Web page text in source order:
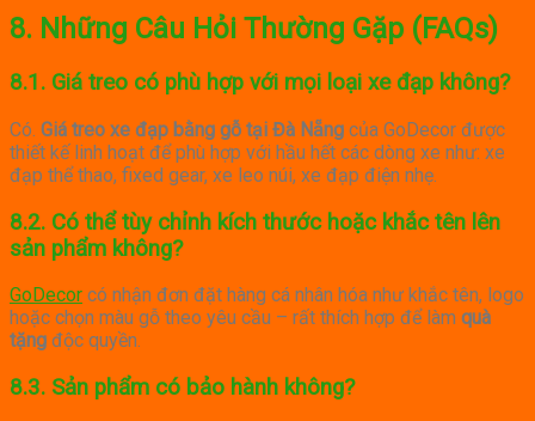
8. Những Câu Hỏi Thường Gặp (FAQs)
8.1. Giá treo có phù hợp với mọi loại xe đạp không?
Có. Giá treo xe đạp bằng gỗ tại Đà Nẵng của GoDecor được
thiết kế linh hoạt để phù hợp với hầu hết các dòng xe như: xe
đạp thể thao, fixed gear, xe leo núi, xe đạp điện nhẹ.
8.2. Có thể tùy chỉnh kích thước hoặc khắc tên lên
sản phẩm không?
GoDecor có nhận đơn đặt hàng cá nhân hóa như khắc tên, logo
hoặc chọn màu gỗ theo yêu cầu – rất thích hợp để làm quà
tặng độc quyền.
8.3. Sản phẩm có bảo hành không?